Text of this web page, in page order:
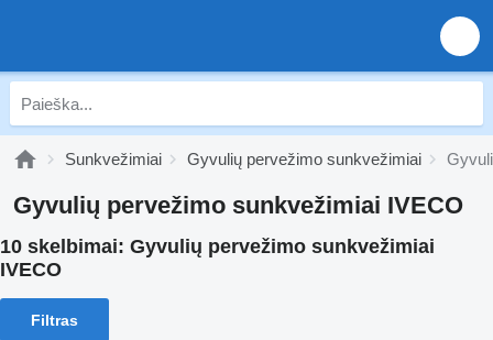
Sunkvežimiai Gyvulių pervežimo sunkvežimiai
Gyvulių pervežimo sunkvežimiai IVECO
10 skelbimai: Gyvulių pervežimo sunkvežimiai
IVECO
Filtras